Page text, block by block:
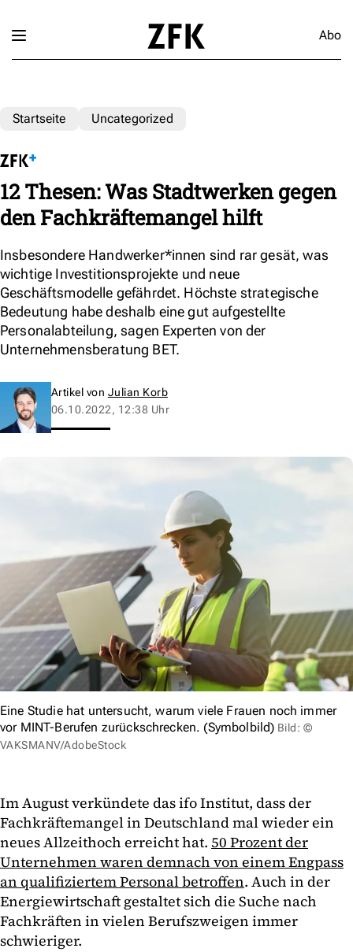
Abo
Startseite Uncategorized
12 Thesen: Was Stadtwerken gegen
den Fachkräftemangel hilft
Insbesondere Handwerker*innen sind rar gesät, was
wichtige Investitionsprojekte und neue
Geschäftsmodelle gefährdet. Höchste strategische
Bedeutung habe deshalb eine gut aufgestellte
Personalabteilung, sagen Experten von der
Unternehmensberatung BET.
Artikel von Julian Korb
06.10.2022, 12:38 Uhr
Eine Studie hat untersucht, warum viele Frauen noch immer
vor MINT-Berufen zurückschrecken. (Symbolbild) Bild: ©
VAKSMANV/AdobeStock
Im August verkündete das ifo Institut, dass der
Fachkräftemangel in Deutschland mal wieder ein
neues Allzeithoch erreicht hat. 50 Prozent der
Unternehmen waren demnach von einem Engpass
an qualifiziertem Personal betroffen. Auch in der
Energiewirtschaft gestaltet sich die Suche nach
Fachkräften in vielen Berufszweigen immer
schwieriger.